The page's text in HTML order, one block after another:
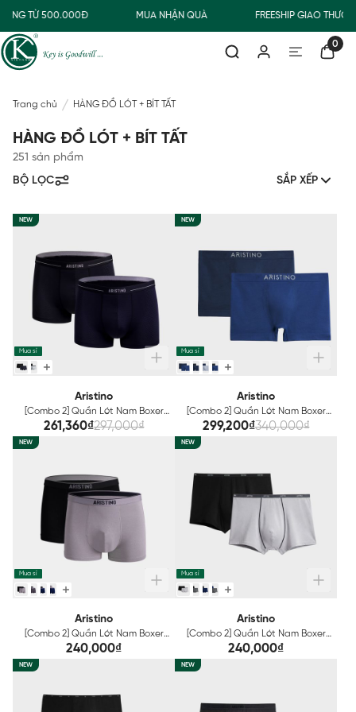
TỪ 500.000Đ MUA NHẬN QUÀ FREESHIP GIAO
0
Trang chủ HÀNG ĐỒ LÓT + BÍT TẤT
HÀNG ĐỒ LÓT + BÍT TẤT
251 sản phẩm
BỘ LỌC
SẮP XẾP
NEW
Mua sỉ
Aristino
[Combo 2] Quần Lót Nam Boxer
Aristino ABX003EXP02
261,360₫297,000₫
NEW
Mua sỉ
Aristino
[Combo 2] Quần Lót Nam Boxer
Aristino công nghệ Seamless
không đường may ABX012EXP02
299,200₫340,000₫
NEW
Mua sỉ
Aristino
[Combo 2] Quần Lót Nam Boxer
Bamboo Aristino ABX010EXP02
240,000₫
NEW
Mua sỉ
Aristino
[Combo 2] Quần Lót Nam Boxer
Bamboo Aristino ABX011EXP02
240,000₫
NEW NEW